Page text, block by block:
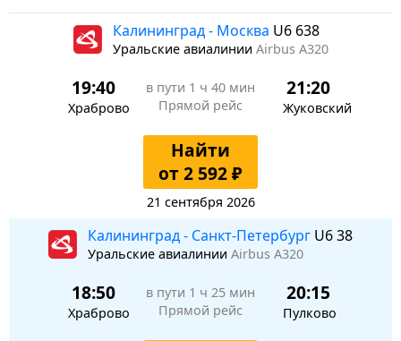
Калининград - Москва U6 638
Уральские авиалинии Airbus A320
19:40
Храброво
в пути 1 ч 40 мин
Прямой рейс
21:20
Жуковский
Найти
от 2 592 ₽
21 сентября 2026
Калининград - Санкт-Петербург U6 38
Уральские авиалинии Airbus A320
18:50
Храброво
в пути 1 ч 25 мин
Прямой рейс
20:15
Пулково